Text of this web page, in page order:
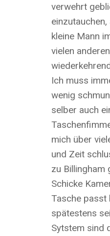
verwehrt
kleine Mann
vielen
Ich muss
wenig
selber auch
mich über
und Zeit
zu Billingham
Schicke
Tasche passt
spätestens
Sytstem sind